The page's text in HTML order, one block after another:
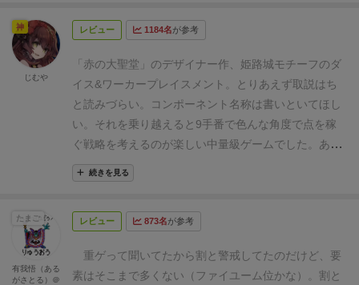
重ねて置く」ことができます。
できます。(さすがに2階までで、3階は不可でした…)
このゲームでは、基本大きいダイス目がお得ですが、
中盤から終盤にかけては、左端の小さいダイスを取
り、灯籠ボーナスというのを貰うのが強い手となりま
す。↑ 右下、丘の上。メインアクションができる。
今、白のダイス(3の目)の上にオレンジの6をプレイ
る。右上、武道稽古場。展開によっては、写真のよう
にコスト1鉄スペースに集まることもある💦
クションは、丘の上にダイスを置くと簡単に発動しま
す。ダイス目は「5」。5未満のダイスではコストが掛
システムみたいなのを紹介していきます。
にあるダイスを一つ選びボードにあるアクションポイ
ントに置いてプレイします。(左の低い数値は灯篭ボー
ナスがついていますが、それについては後ほど)下に描
かれているダイス目より差額分を高いダイス目ならお
金の収入が、下回ったら支払いを行い、色タイルに描
かれたアクションを実行します。3人用からの追加ル
ールですが、同じ場所にアクションする場合はこうし
てダイスを重ねて行うことができます。しかし、下の
支が行われます。なのでこの場合1文支払う必要があ
的なアクションアイコンはこの三つです。ここのアク
ションポイントは置いたところの左右どちらかをプレ
で、ついにプレイ。基本はダイスワーカープレイスメ
と、これを９回やったらゲームが終了する（笑）早い
ｗ
個人的にダイスワーカープレイスメントって、たく
さんサイコロ使って、たくさん置いて、みたいに何個
もサイコロ持たされて、特に感情移入もわかない無機
質なサイコロを置くという点が気に入っていないのだ
が、１個しか置かず、しかも９回で終わりなので、そ
ごいわ。とったサイコロは、配置場所が決まってお
り、各スペースにはサイコロの数字が指定されている
のだが、大きい目をおくと、お金がもらえ、小さい目
だとお金を支払わなければならない。 じゃあ、大きい
レビュー 1184名が参考
「赤の大聖堂」のデザイナー作、姫路城モチーフのダ
イス&ワーカープレイスメント。
とりあえず取説はち
と読みづらい。コンポーネント名称は書いといてほし
い。 それを乗り越えると9手番で色んな角度で点を稼
ぐ戦略を考えるのが楽しい中量級ゲームでした。あと
ソロは激ムズです。中々勝てません。
ですがご紹介です。
ーによる日本テーマの作品。あんまり日本テーマの作
な）。
テーマを無視して説明すると、大まかなところ
続きを見る
神
じむや
レビュー 873名が参考
重ゲって聞いてたから割と警戒してたのだけど、要
素はそこまで多くない（ファイユーム位かな）。割と
たまご
有我悟（ある
がさとる）＠